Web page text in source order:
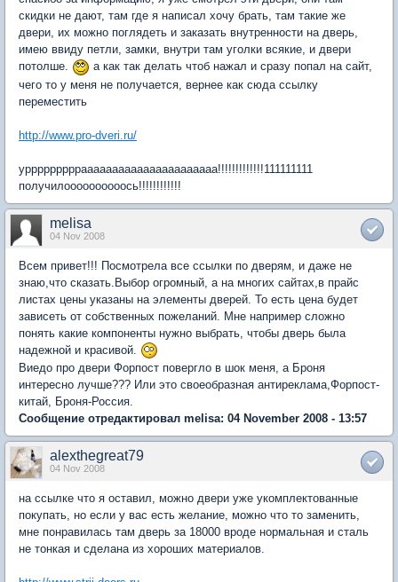
скидки не дают, там где я написал хочу брать, там такие же
двери, их можно поглядеть и заказать внутренности на дверь,
имею ввиду петли, замки, внутри там уголки всякие, и двери
потолше.
а как так делать чтоб нажал и сразу попал на сайт,
чего то у меня не получается, вернее как сюда ссылку
переместить
http://www.pro-dveri.ru/
уррррррррраааааааааааааааааааааа!!!!!!!!!!!!!111111111
получилоооооооооось!!!!!!!!!!!!
melisa
04 Nov 2008
Всем привет!!! Посмотрела все ссылки по дверям, и даже не
знаю,что сказать.Выбор огромный, а на многих сайтах,в прайс
листах цены указаны на элементы дверей. То есть цена будет
зависеть от собственных пожеланий. Мне например сложно
понять какие компоненты нужно выбрать, чтобы дверь была
надежной и красивой.
Виедо про двери Форпост повергло в шок меня, а Броня
интересно лучше??? Или это своеобразная антиреклама,Форпост-
китай, Броня-Россия.
Сообщение отредактировал melisa: 04 November 2008 - 13:57
alexthegreat79
04 Nov 2008
на ссылке что я оставил, можно двери уже укомплектованные
покупать, но если у вас есть желание, можно что то заменить,
мне понравилась там дверь за 18000 вроде нормальная и сталь
не тонкая и сделана из хороших материалов.